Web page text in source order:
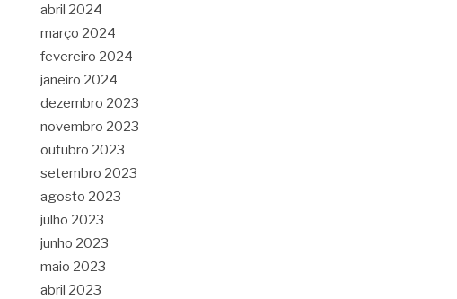
abril 2024
março 2024
fevereiro 2024
janeiro 2024
dezembro 2023
novembro 2023
outubro 2023
setembro 2023
agosto 2023
julho 2023
junho 2023
maio 2023
abril 2023